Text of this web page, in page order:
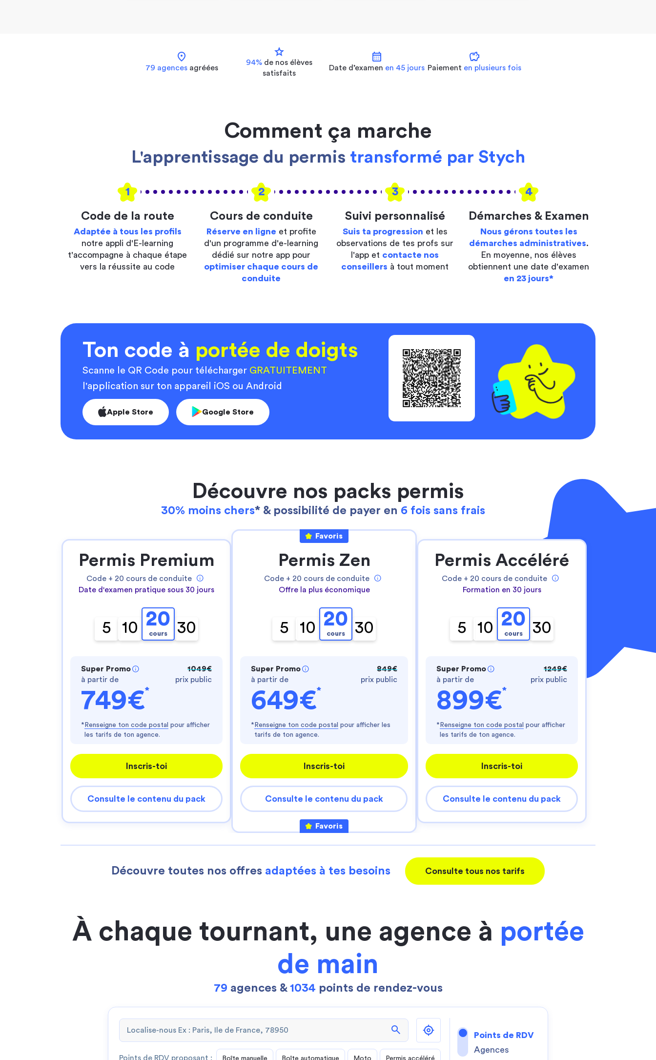
Ta gestion des cookies
expérience sur notre site
web est une priorité!
Nous utilisons des cookies pour:
- réaliser des statistiques anonymes
- te fournir un service personnalisé
- améliorer ton expérience d'utilisateur
- personnaliser les annonces
Lire la politique de confidentialité
Consentements certifiés par
Je choisis
Axeptio consent
Plateforme de Gestion du Consentement : Personnalisez vos Options
Notre plateforme vous permet d'adapter et de gérer vos paramètres de confidentialité, en
location_on
79 agences agréées
star
94% de nos élèves
satisfaits
calendar_month
Date d’examen en 45 jours
savings
Paiement en plusieurs fois
Comment ça marche
L'apprentissage du permis transformé par Stych
1 2 3 4
Code de la route
Adaptée à tous les profils
notre appli d'E-learning
t'accompagne à chaque étape
vers la réussite au code
Cours de conduite
Réserve en ligne et profite
d'un programme d'e-learning
dédié sur notre app pour
optimiser chaque cours de
conduite
Suivi personnalisé
Suis ta progression et les
observations de tes profs sur
l'app et contacte nos
conseillers à tout moment
Démarches & Examen
Nous gérons toutes les
démarches administratives.
En moyenne, nos élèves
obtiennent une date d'examen
en 23 jours*
Ton code à portée de doigts
Scanne le QR Code pour télécharger GRATUITEMENT
l'application sur ton appareil iOS ou Android
Apple Store Google Store
Découvre nos packs permis
30% moins chers* & possibilité de payer en 6 fois sans frais
Permis Premium
Code + 20 cours de conduite
Date d'examen pratique sous 30 jours
5 10 20
cours 30
Super Promo
à partir de
749€*
1049€
prix public
* Renseigne ton code postal pour afficher
les tarifs de ton agence.
Inscris-toi
Consulte le contenu du pack
Favoris
Permis Zen
Code + 20 cours de conduite
Offre la plus économique
5 10 20
cours 30
Super Promo
à partir de
649€*
849€
prix public
* Renseigne ton code postal pour afficher les
tarifs de ton agence.
Inscris-toi
Consulte le contenu du pack
Favoris
Permis Accéléré
Code + 20 cours de conduite
Formation en 30 jours
5 10 20
cours 30
Super Promo
à partir de
899€*
1249€
prix public
* Renseigne ton code postal pour afficher
les tarifs de ton agence.
Inscris-toi
Consulte le contenu du pack
Découvre toutes nos offres adaptées à tes besoins Consulte tous nos tarifs
À chaque tournant, une agence à portée
de main
79 agences & 1034 points de rendez-vous
search
Points de RDV proposant : Boîte manuelle Boîte automatique Moto Permis accéléré
Points de RDV
Agences